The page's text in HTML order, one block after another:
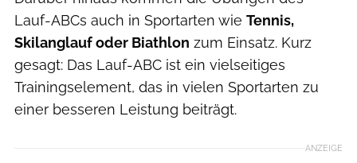
Lauf-ABCs auch in Sportarten wie Tennis,
Skilanglauf oder Biathlon zum Einsatz. Kurz
gesagt: Das Lauf-ABC ist ein vielseitiges
Trainingselement, das in vielen Sportarten zu
einer besseren Leistung beiträgt.
ANZEIGE